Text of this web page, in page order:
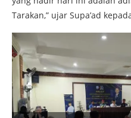
Tarakan,” ujar Supa’ad